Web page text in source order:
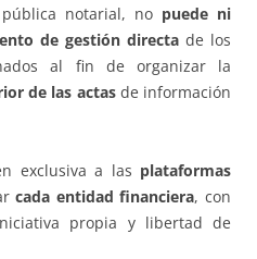
notarial, no puede ni
de gestión directa de los
al fin de organizar la
de las actasde información
exclusiva a las plataformas
cada entidad financiera, con
propia y libertad de